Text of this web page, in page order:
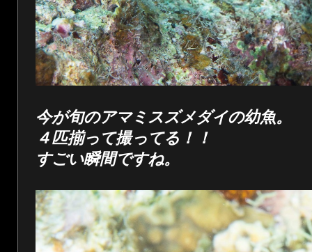
今が旬のアマミスズメダイの幼魚。
４匹揃って撮ってる！！
すごい瞬間ですね。